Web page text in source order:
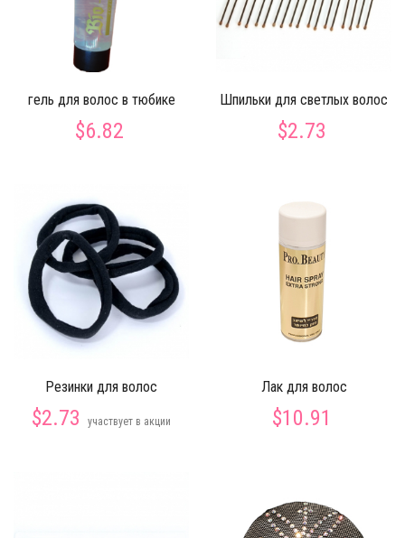
гель для волос в тюбике
$6.82
Шпильки для светлых волос
$2.73
Резинки для волос
$2.73 участвует в акции
Лак для волос
$10.91